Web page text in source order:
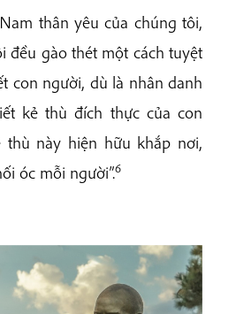
thân yêu của chúng tôi,
đều gào thét một cách tuyệt
con người, dù là nhân danh
kẻ thù đích thực của con
này hiện hữu khắp nơi,
óc mỗi người”.6